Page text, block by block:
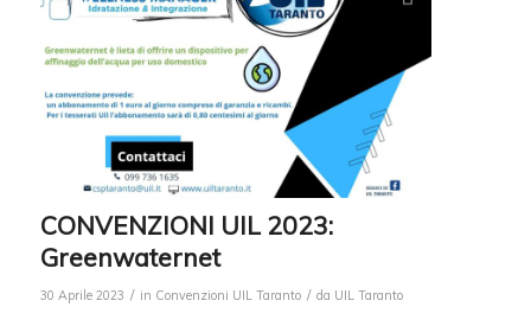
CONVENZIONI UIL 2023:
Greenwaternet
30 Aprile 2023 / in Convenzioni UIL Taranto / da UIL Taranto